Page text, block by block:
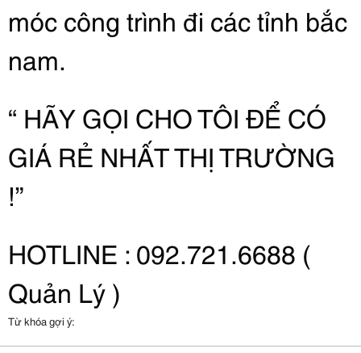
móc công trình đi các tỉnh bắc
nam.
“ HÃY GỌI CHO TÔI ĐỂ CÓ
GIÁ RẺ NHẤT THỊ TRƯỜNG
!”
HOTLINE : 092.721.6688 (
Quản Lý )
Từ khóa gợi ý: